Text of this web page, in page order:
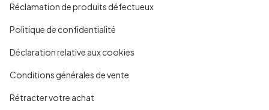
Réclamation de produits défectueux
Politique de confidentialité
Déclaration relative aux cookies
Conditions générales de vente
Rétracter votre achat